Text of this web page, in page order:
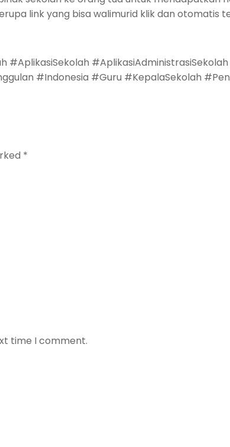
link yang bisa walimurid klik dan otomatis
#AplikasiAdministrasiSekolah
#Indonesia #Guru #KepalaSekolah
*
time I comment.